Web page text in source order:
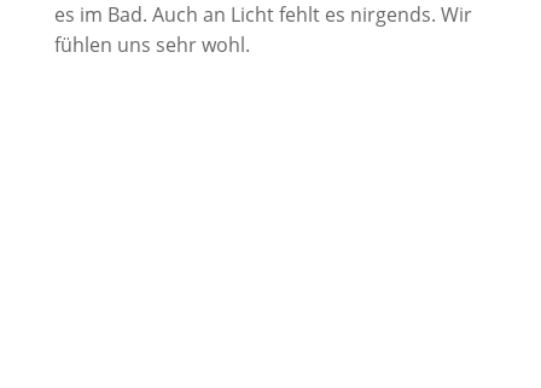
es im Bad. Auch an Licht fehlt es nirgends. Wir
fühlen uns sehr wohl.